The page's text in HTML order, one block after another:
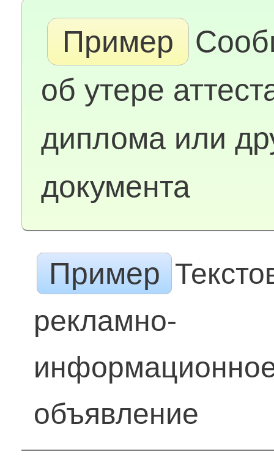
Пример
об утере
диплома или
документа
Пример
рекламно-
объявление